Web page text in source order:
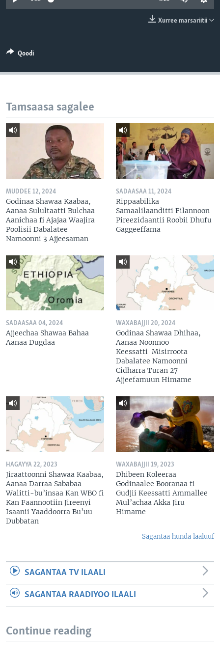
Xurree marsariitii
Qoodi
Tamsaasa sagalee
MUDDEE 12, 2024
Godinaa Shawaa Kaabaa,
Aanaa Sulultaatti Bulchaa
Aanichaa fi Ajajaa Waajira
Poolisii Dabalatee
Namoonni 3 Ajjeesaman
SADAASAA 11, 2024
Rippaabilika
Samaalilaanditti Filannoon
Pireezidaantii Roobii Dhufu
Gaggeeffama
SADAASAA 04, 2024
Ajjeechaa Shawaa Bahaa
Aanaa Dugdaa
WAXABAJJII 20, 2024
Godinaa Shawaa Dhihaa,
Aanaa Noonnoo
Keessatti Misirroota
Dabalatee Namoonni
Cidharra Turan 27
Ajjeefamuun Himame
HAGAYYA 22, 2023
Jiraattoonni Shawaa Kaabaa,
Aanaa Darraa Sababaa
Walitti-bu’insaa Kan WBO fi
Kan Faannootiin Jireenyi
Isaanii Yaaddoorra Bu’uu
Dubbatan
WAXABAJJII 19, 2023
Dhibeen Koleeraa
Godinaalee Booranaa fi
Gudjii Keessatti Ammallee
Mul’achaa Akka Jiru
Himame
Sagantaa hunda laaluuf
SAGANTAA TV ILAALI
SAGANTAA RAADIYOO ILAALI
Continue reading